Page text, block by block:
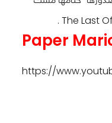
Paper
https://